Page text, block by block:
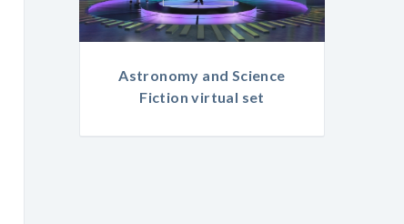
Astronomy and Science
Fiction virtual set